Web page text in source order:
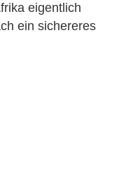
eigentlich
ein sichereres